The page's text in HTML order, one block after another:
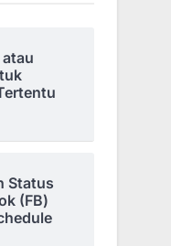
Status
(FB)